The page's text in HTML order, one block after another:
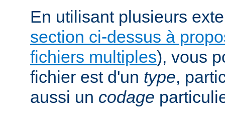
En utilisant plusieurs
section ci-dessus à
fichiers multiples), vous
fichier est d'un type,
aussi un codage